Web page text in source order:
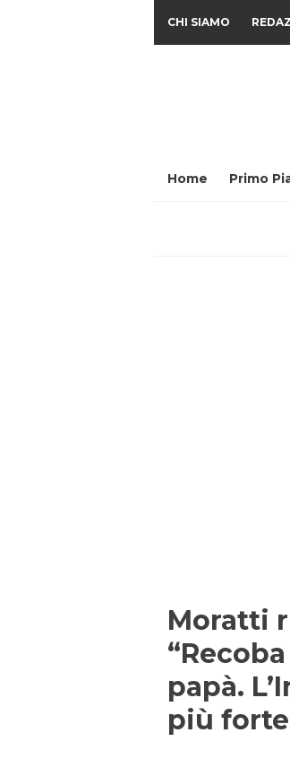
CHI SIAMO
Home Primo
Moratti
papà.
più